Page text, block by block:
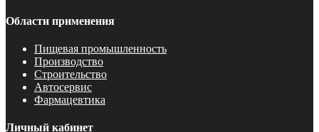
Области применения
Пищевая промышленность
Производство
Строительство
Автосервис
Фармацевтика
Личный кабинет